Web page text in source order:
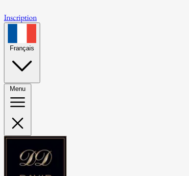
Inscription
Français
Menu